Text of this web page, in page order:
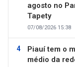
agosto no
Tapety
07/08/2026 15:38
Piauí tem o
médio da